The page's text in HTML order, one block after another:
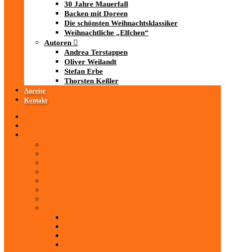
30 Jahre Mauerfall
Backen mit Doreen
Die schönsten Weihnachtsklassiker
Weihnachtliche „Elfchen“
Autoren
Andrea Terstappen
Oliver Weilandt
Stefan Erbe
Thorsten Keßler
Anreise
Kontakt